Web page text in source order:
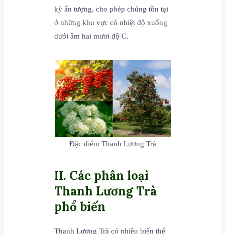
kỳ ấn tượng, cho phép chúng tồn tại
ở những khu vực có nhiệt độ xuống
dưới âm hai mươi độ C.
Đặc điểm Thanh Lương Trà
II. Các phân loại
Thanh Lương Trà
phổ biến
Thanh Lương Trà có nhiều biến thể